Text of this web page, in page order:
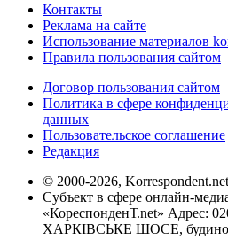
Контакты
Реклама на сайте
Использование материалов
Правила пользования сайтом
Договор пользования сайтом
Политика в сфере
данных
Пользовательское соглашение
Редакция
© 2000-2026, Korrespondent.net
Субъект в сфере онлайн-
«КореспонденТ.net» Адрес:
ХАРКІВСЬКЕ ШОСЕ, будинок